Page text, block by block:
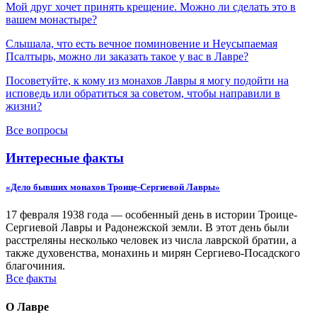
Мой друг хочет принять крещение. Можно ли сделать это в
вашем монастыре?
Слышала, что есть вечное поминовение и Неусыпаемая
Псалтырь, можно ли заказать такое у вас в Лавре?
Посоветуйте, к кому из монахов Лавры я могу подойти на
исповедь или обратиться за советом, чтобы направили в
жизни?
Все вопросы
Интересные факты
«Дело бывших монахов Троице-Сергиевой Лавры»
17 февраля 1938 года — особенный день в истории Троице-
Сергиевой Лавры и Радонежской земли. В этот день были
расстреляны несколько человек из числа лаврской братии, а
также духовенства, монахинь и мирян Сергиево-Посадского
благочиния.
Все факты
О Лавре